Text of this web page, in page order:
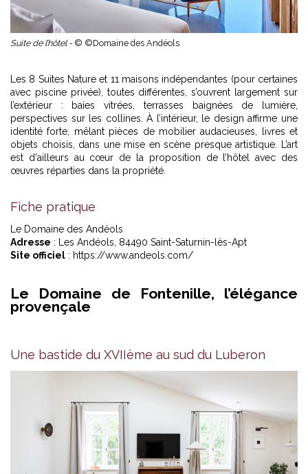
Suite de l’hôtel - © ©Domaine des Andéols
Les 8 Suites Nature et 11 maisons indépendantes (pour certaines
avec piscine privée), toutes différentes, s’ouvrent largement sur
l’extérieur : baies vitrées, terrasses baignées de lumière,
perspectives sur les collines. À l’intérieur, le design affirme une
identité forte, mêlant pièces de mobilier audacieuses, livres et
objets choisis, dans une mise en scène presque artistique. L’art
est d'ailleurs au cœur de la proposition de l’hôtel avec des
œuvres réparties dans la propriété.
Fiche pratique
Le Domaine des Andéols
Adresse : Les Andéols, 84490 Saint-Saturnin-lès-Apt
Site officiel : https://www.andeols.com/
Le Domaine de Fontenille, l’élégance
provençale
Une bastide du XVIIème au sud du Luberon